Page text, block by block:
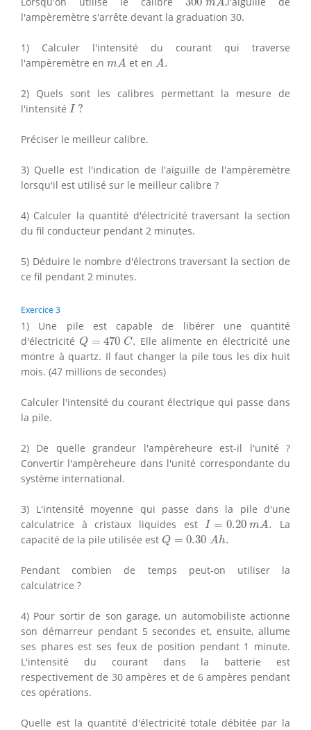
mA
l'ampèremètre s'arrête devant la graduation 30.
1) Calculer l'intensité du courant qui traverse
l'ampèremètre en mA
m A et en A.
A
2) Quels sont les calibres permettant la mesure de
l'intensité I ?
I ?
Préciser le meilleur calibre.
3) Quelle est l'indication de l'aiguille de l'ampèremètre
lorsqu'il est utilisé sur le meilleur calibre ?
4) Calculer la quantité d'électricité traversant la section
du fil conducteur pendant 2 minutes.
5) Déduire le nombre d'électrons traversant la section de
ce fil pendant 2 minutes.
Exercice 3
1) Une pile est capable de libérer une quantité
d'électricité Q = 470 C.
Q 470C .
Elle alimente en électricité une
montre à quartz. Il faut changer la pile tous les dix huit
mois. (47 millions de secondes)
Calculer l'intensité du courant électrique qui passe dans
la pile.
2) De quelle grandeur l'ampèreheure est-il l'unité ?
Convertir l'ampèreheure dans l'unité correspondante du
système international.
3) L'intensité moyenne qui passe dans la pile d'une
calculatrice à cristaux liquides est I = 0.20 mA.
I= 0.20mA
La
capacité de la pile utilisée est Q = 0.30 Ah.
Q 0.30A h
Pendant combien de temps peut-on utiliser la
calculatrice ?
4) Pour sortir de son garage, un automobiliste actionne
son démarreur pendant 5 secondes et, ensuite, allume
ses phares est ses feux de position pendant 1 minute.
L'intensité du courant dans la batterie est
respectivement de 30 ampères et de 6 ampères pendant
ces opérations.
Quelle est la quantité d'électricité totale débitée par la